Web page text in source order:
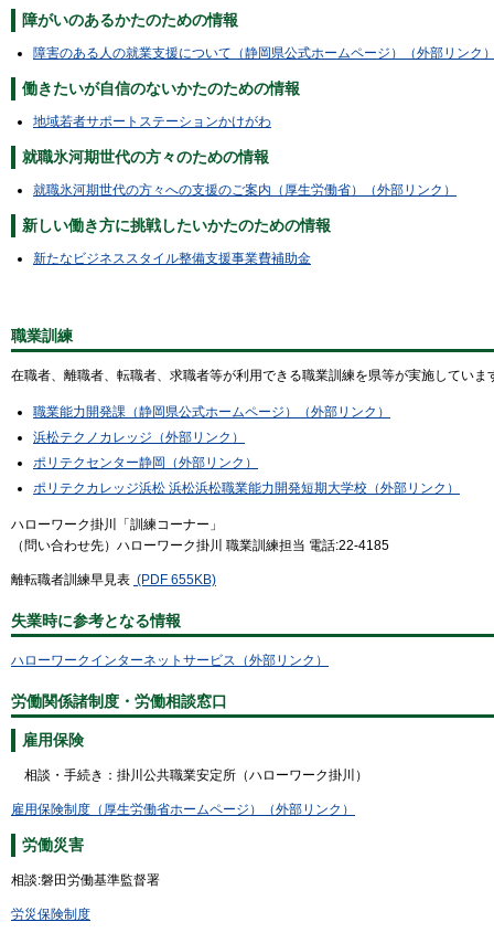
障がいのあるかたのための情報
障害のある人の就業支援について（静岡県公式ホームページ）（外部リンク）
働きたいが自信のないかたのための情報
地域若者サポートステーションかけがわ
就職氷河期世代の方々のための情報
就職氷河期世代の方々への支援のご案内（厚生労働省）（外部リンク）
新しい働き方に挑戦したいかたのための情報
新たなビジネススタイル整備支援事業費補助金
職業訓練
在職者、離職者、転職者、求職者等が利用できる職業訓練を県等が実施していま
職業能力開発課（静岡県公式ホームページ）（外部リンク）
浜松テクノカレッジ（外部リンク）
ポリテクセンター静岡（外部リンク）
ポリテクカレッジ浜松 浜松浜松職業能力開発短期大学校（外部リンク）
ハローワーク掛川「訓練コーナー」
（問い合わせ先）ハローワーク掛川 職業訓練担当 電話:22-4185
離転職者訓練早見表 (PDF 655KB)
失業時に参考となる情報
ハローワークインターネットサービス（外部リンク）
労働関係諸制度・労働相談窓口
雇用保険
相談・手続き：掛川公共職業安定所（ハローワーク掛川）
雇用保険制度（厚生労働省ホームページ）（外部リンク）
労働災害
相談:磐田労働基準監督署
労災保険制度